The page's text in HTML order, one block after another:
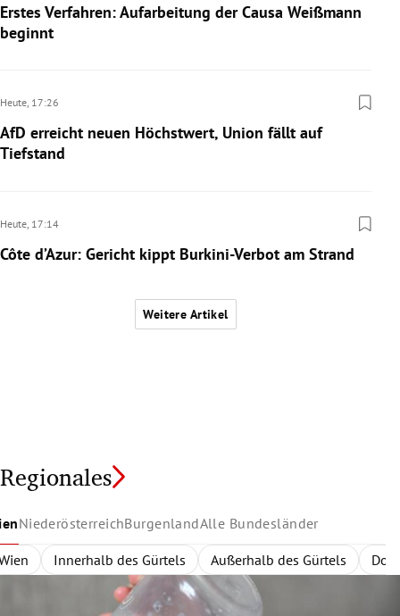
Erstes Verfahren: Aufarbeitung der Causa Weißmann
beginnt
Heute, 17:26
AfD erreicht neuen Höchstwert, Union fällt auf
Tiefstand
Heute, 17:14
Côte d’Azur: Gericht kippt Burkini-Verbot am Strand
Weitere Artikel
Regionales
NiederösterreichBurgenlandAlle Bundesländer
Innerhalb des Gürtels Außerhalb des Gürtels
Rund um Wien Zentralregion
Nordburgenland Eisenstadt
Bundesländer Wien Niederösterreich Burgenland